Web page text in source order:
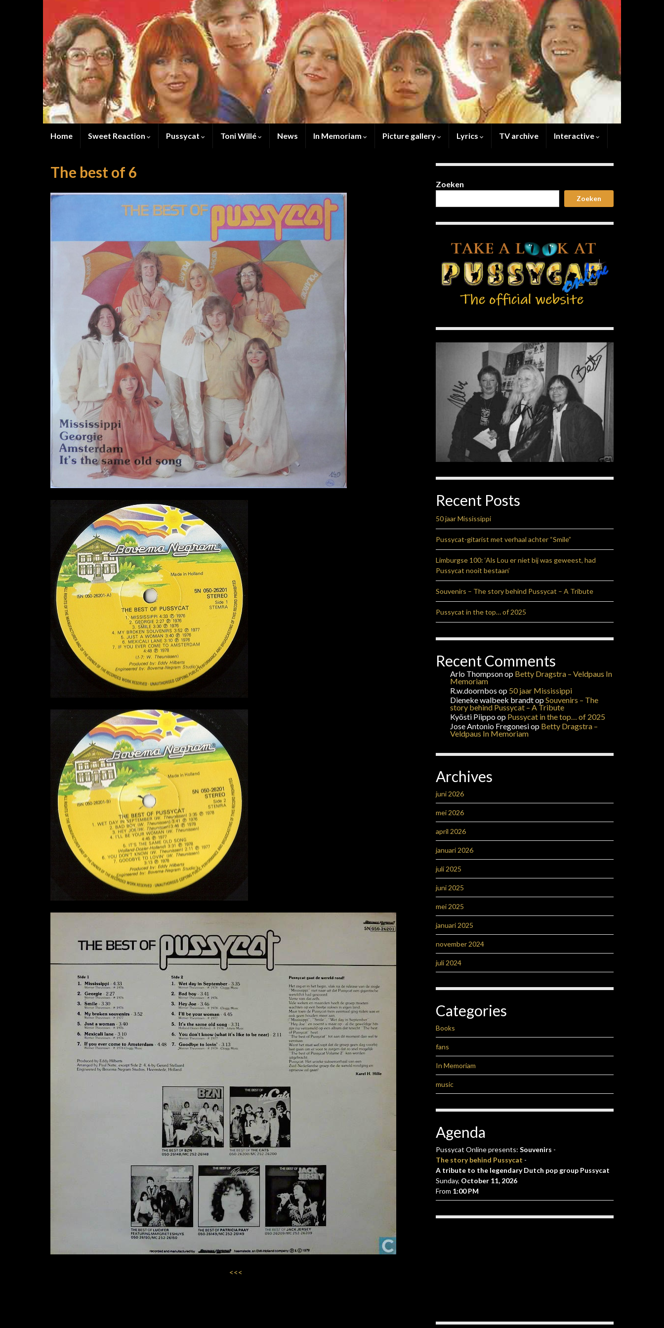
Home Sweet Reaction Pussycat Toni Willé News In Memoriam Picture gallery Lyrics TV archive Interactive
The best of 6
<<<
Zoeken
Zoeken
Recent Posts
50 jaar Mississippi
Pussycat-gitarist met verhaal achter “Smile”
Limburgse 100: ‘Als Lou er niet bij was geweest, had
Pussycat nooit bestaan’
Souvenirs – The story behind Pussycat – A Tribute
Pussycat in the top… of 2025
Recent Comments
Arlo Thompsonop Betty Dragstra – Veldpaus In
Memoriam
R.w.doornbos op 50 jaar Mississippi
Dieneke walbeek brandtopSouvenirs – The
story behind Pussycat – A Tribute
Kyösti Piippoop Pussycat in the top… of 2025
Jose Antonio Fregonesiop Betty Dragstra –
Veldpaus In Memoriam
Archives
juni 2026
mei 2026
april 2026
januari 2026
juli 2025
juni 2025
mei 2025
januari 2025
november 2024
juli 2024
Categories
Books
fans
In Memoriam
music
Agenda
Pussycat Online presents: Souvenirs -
The story behind Pussycat -
A tribute to the legendary Dutch pop group Pussycat
Sunday, October 11, 2026
From 1:00 PM